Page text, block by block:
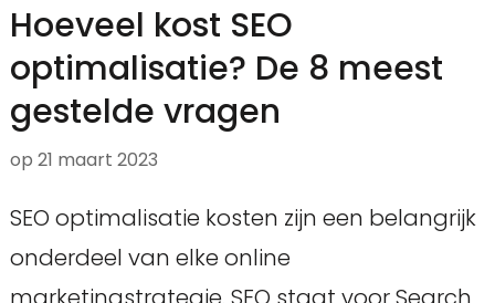
Hoeveel kost SEO
optimalisatie? De 8 meest
gestelde vragen
op 21 maart 2023
SEO optimalisatie kosten zijn een belangrijk
onderdeel van elke online